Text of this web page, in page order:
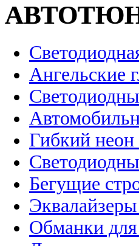
Ангельские
Гибкий
Бегущие
Обманки для